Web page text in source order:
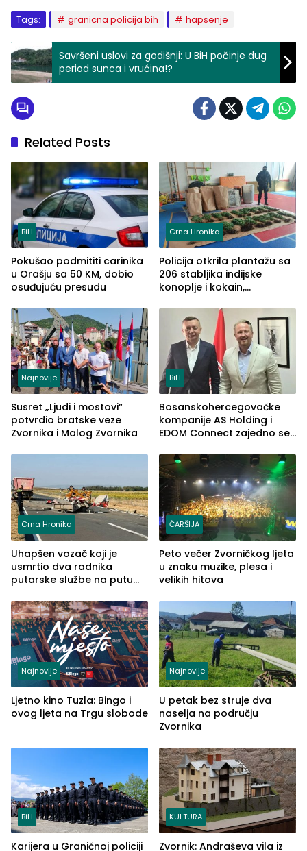
Tags: granicna policija bih hapsenje
Savršeni uslovi za godišnji: U BiH počinje dug
period sunca i vrućina!?
Related Posts
BiH
Pokušao podmititi carinika
u Orašju sa 50 KM, dobio
osuđujuću presudu
Crna Hronika
Policija otkrila plantažu sa
206 stabljika indijske
konoplje i kokain,
(FOTO)
Najnovije
Susret „Ljudi i mostovi“
potvrdio bratske veze
Zvornika i Malog Zvornika
BiH
Bosanskohercegovačke
kompanije AS Holding i
EDOM Connect zajedno se
Crna Hronika
Uhapšen vozač koji je
usmrtio dva radnika
putarske službe na putu
(FOTO)
ČARŠIJA
Peto večer Zvorničkog ljeta
u znaku muzike, plesa i
velikih hitova
Najnovije
Ljetno kino Tuzla: Bingo i
ovog ljeta na Trgu slobode
Najnovije
U petak bez struje dva
naselja na području
Zvornika
BiH
Karijera u Graničnoj policiji
KULTURA
Zvornik: Andraševa vila iz